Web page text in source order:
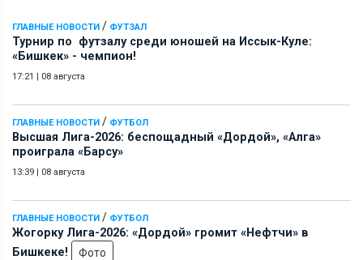
ГЛАВНЫЕ НОВОСТИ / ФУТЗАЛ
Турнир по футзалу среди юношей на Иссык-Куле:
«Бишкек» - чемпион!
17:21 | 08 августа
ГЛАВНЫЕ НОВОСТИ / ФУТБОЛ
Высшая Лига-2026: беспощадный «Дордой», «Алга»
проиграла «Барсу»
13:39 | 08 августа
ГЛАВНЫЕ НОВОСТИ / ФУТБОЛ
Жогорку Лига-2026: «Дордой» громит «Нефтчи» в
Бишкеке!
Фото